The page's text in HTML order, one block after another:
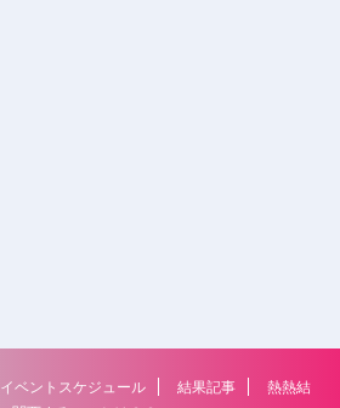
イベントスケジュール 結果記事
熱熱結